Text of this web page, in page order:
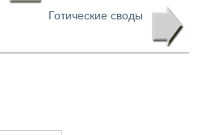
Готические своды